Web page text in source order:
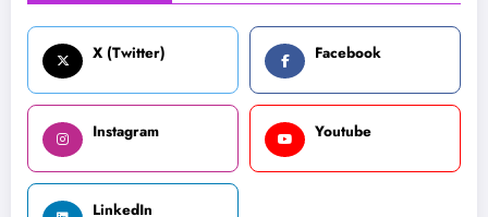
X (Twitter) Facebook
Instagram Youtube
LinkedIn